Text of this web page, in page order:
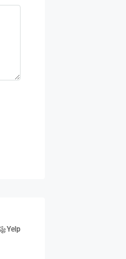
Yelp